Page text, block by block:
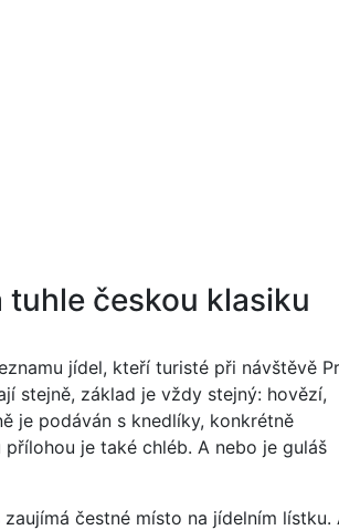
českou klasiku
jídel, kteří turisté při návštěvě
stejně, základ je vždy stejný: hovězí,
je podáván s knedlíky, konkrétně
je také chléb. A nebo je guláš
čestné místo na jídelním lístku.